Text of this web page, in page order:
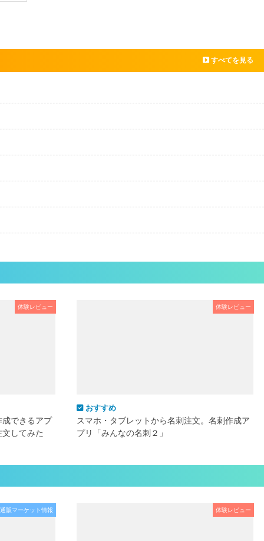
すべてを見る
体験レビュー
できるアプ
してみた
体験レビュー
おすすめ
スマホ・タブレットから名刺注文。名刺作成ア
プリ「みんなの名刺２」
販マーケット情報 体験レビュー